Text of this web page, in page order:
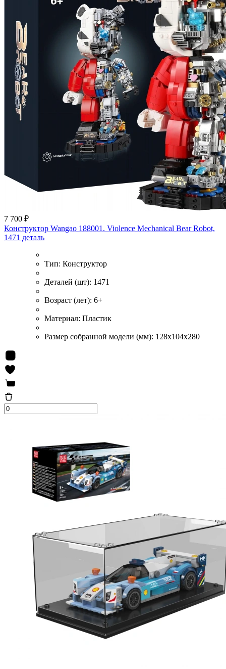
7 700 ₽
Конструктор Wangao 188001. Violence Mechanical Bear Robot,
1471 деталь
Тип: Конструктор
Деталей (шт): 1471
Возраст (лет): 6+
Материал: Пластик
Размер собранной модели (мм): 128x104x280